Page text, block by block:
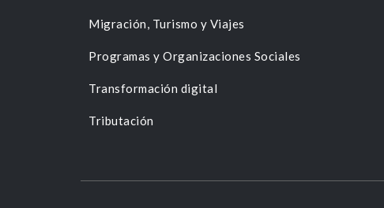
Migración, Turismo y Viajes
Programas y Organizaciones Sociales
Transformación digital
Tributación